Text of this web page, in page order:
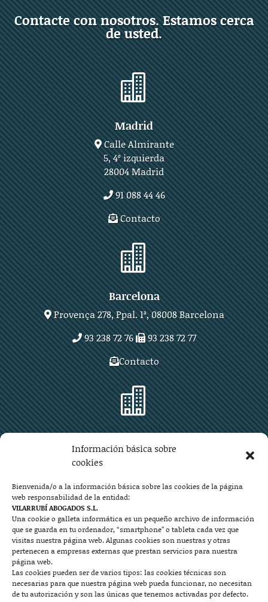
Información básica sobre
cookies
Bienvenida/o a la información básica sobre las cookies de la página
web responsabilidad de la entidad:
VILARRUBÍ ABOGADOS S.L.
Una cookie o galleta informática es un pequeño archivo de información
que se guarda en tu ordenador, “smartphone” o tableta cada vez que
visitas nuestra página web. Algunas cookies son nuestras y otras
pertenecen a empresas externas que prestan servicios para nuestra
página web.
Las cookies pueden ser de varios tipos: las cookies técnicas son
necesarias para que nuestra página web pueda funcionar, no necesitan
de tu autorización y son las únicas que tenemos activadas por defecto.
Contacte con nosotros. Estamos cerca
de usted.

Madrid
Calle Almirante
5, 4º izquierda
28004 Madrid
91 088 44 46
Contacto

Barcelona
Provença 278, Ppal. 1ª, 08008 Barcelona
93 238 72 76
93 238 72 77
Contacto

Plaza Aragón 10, planta 11ª, 50004 Zaragoza
976 219 571
976 225 209
Contacto

Mallorca